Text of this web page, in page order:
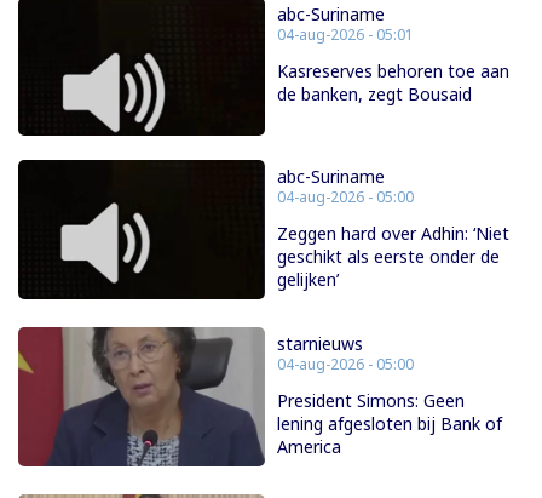
abc-Suriname
04-aug-2026 - 05:01
Kasreserves behoren toe aan
de banken, zegt Bousaid
abc-Suriname
04-aug-2026 - 05:00
Zeggen hard over Adhin: ‘Niet
geschikt als eerste onder de
gelijken’
starnieuws
04-aug-2026 - 05:00
President Simons: Geen
lening afgesloten bij Bank of
America